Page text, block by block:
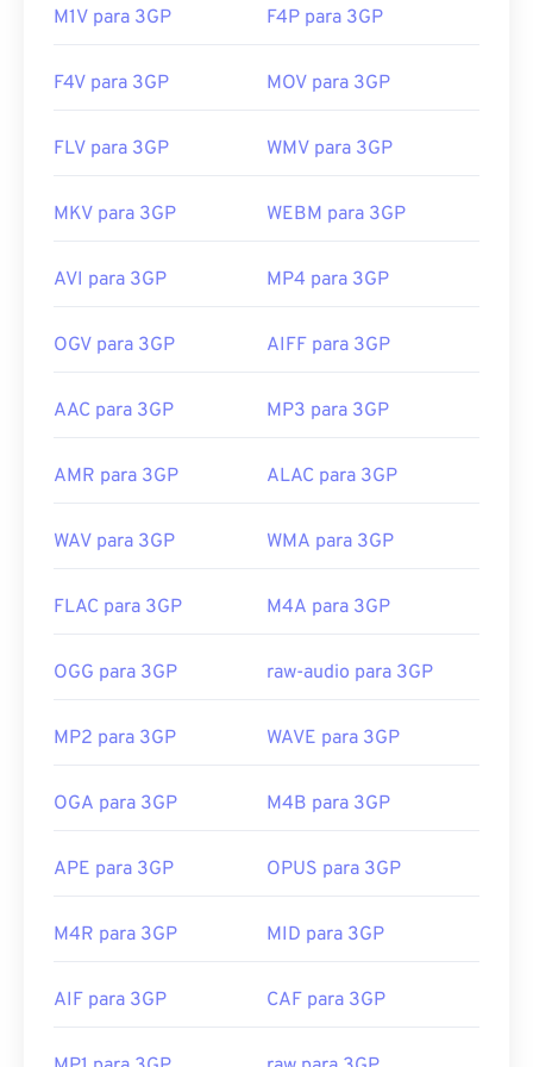
M1V para 3GP F4P para 3GP
F4V para 3GP MOV para 3GP
FLV para 3GP WMV para 3GP
MKV para 3GP WEBM para 3GP
AVI para 3GP MP4 para 3GP
OGV para 3GP AIFF para 3GP
AAC para 3GP MP3 para 3GP
AMR para 3GP ALAC para 3GP
WAV para 3GP WMA para 3GP
FLAC para 3GP M4A para 3GP
OGG para 3GP raw-audio para 3GP
MP2 para 3GP WAVE para 3GP
OGA para 3GP M4B para 3GP
APE para 3GP OPUS para 3GP
M4R para 3GP MID para 3GP
AIF para 3GP CAF para 3GP